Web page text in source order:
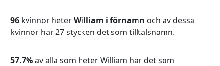
96 kvinnor heterWilliam i förnamn och av dessa
kvinnor har 27 stycken det som tilltalsnamn.
57.7%av alla som heter William har det som